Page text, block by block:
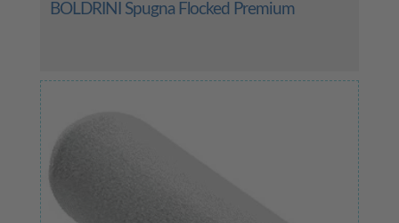
BOLDRINI Spugna Flocked Premium